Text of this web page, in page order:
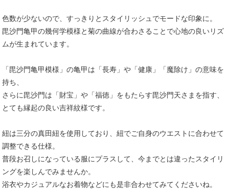
色数が少ないので、すっきりとスタイリッシュでモードな印象に。
毘沙門亀甲の幾何学模様と菊の曲線が合わさることで心地の良いリズ
ムが生まれています。
「毘沙門亀甲模様」の亀甲は「長寿」や「健康」「魔除け」の意味を
持ち、
さらに毘沙門は「財宝」や「福徳」をもたらす毘沙門天さまを指す、
とても縁起の良い吉祥紋様です。
紐は三分の真田紐を使用しており、紐でご自身のウエストに合わせて
調整できる仕様。
普段お召しになっている服にプラスして、今までとは違ったスタイリ
ングを楽しんでみませんか。
浴衣やカジュアルなお着物などにも是非合わせてみてくださいね。